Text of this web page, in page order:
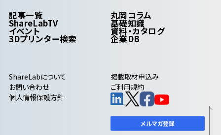
記事一覧 丸岡コラム
ShareLabTV 基礎知識
イベント 資料・カタログ
3Dプリンター検索 企業DB
メルマガ登録
ShareLabについて
掲載取材申込み
お問い合わせ
ご利用規約
個人情報保護方針